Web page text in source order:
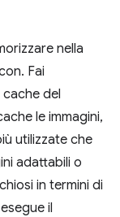
nella
Fai
del
le immagini,
utilizzate che
adattabili o
in termini di
il